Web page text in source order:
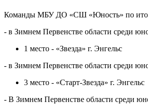
Команды МБУ ДО «СШ «Юность» по
- в Зимнем Первенстве области среди
1 место - «Звезда» г. Энгельс
- в Зимнем Первенстве области среди
3 место - «Старт-Звезда» г. Энгельс
- В Зимнем Первенстве области среди